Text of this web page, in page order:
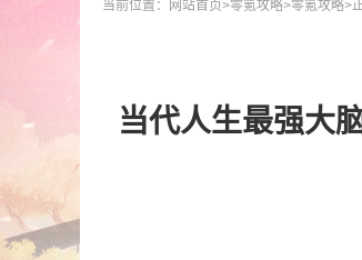
当前位置： 网站首页>零氪攻略>零氪攻略>
当代人生最强大